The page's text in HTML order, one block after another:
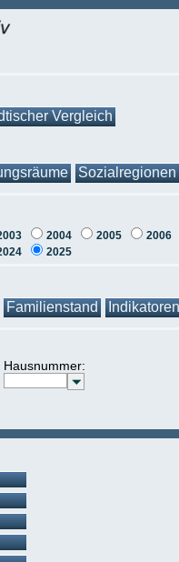
Vergleich
Sozialregionen
2004 2005
2006
2025
Familienstand Indikatoren
Hausnummer: